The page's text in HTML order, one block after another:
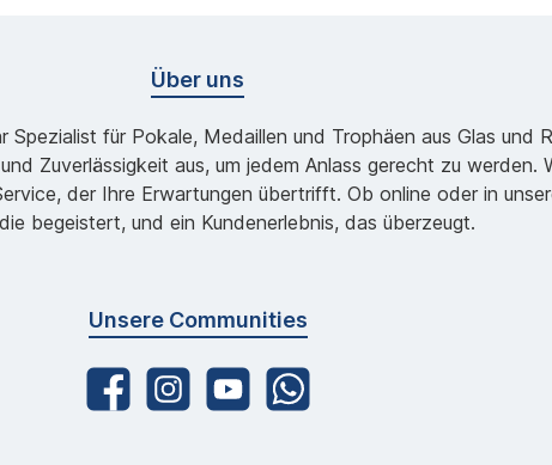
Über uns
für Pokale, Medaillen und Trophäen aus Glas und
Zuverlässigkeit aus, um jedem Anlass gerecht zu
der Ihre Erwartungen übertrifft. Ob online oder in
begeistert, und ein Kundenerlebnis, das überzeugt.
Unsere Communities